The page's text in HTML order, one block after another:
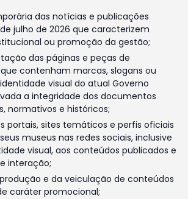
das notícias e publicações
julho de 2026 que caracterizem
ou promoção da gestão;
das páginas e peças de
contenham marcas, slogans ou
visual do atual Governo
a integridade dos documentos
normativos e históricos;
portais, sites temáticos e perfis oficiais
museus nas redes sociais, inclusive
visual, aos conteúdos publicados e
interação;
e da veiculação de conteúdos
caráter promocional;